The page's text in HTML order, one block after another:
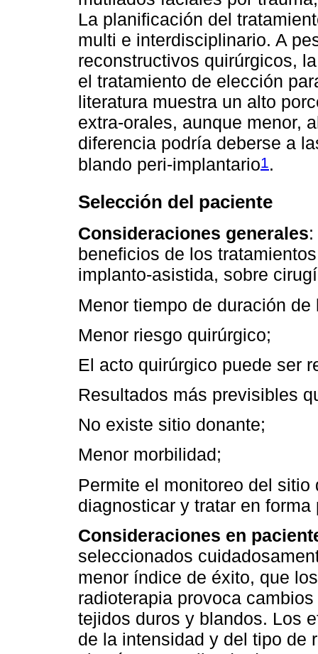
La planificación del
multi e interdisciplinario. A
reconstructivos quirúrgicos,
el tratamiento de elección
literatura muestra un alto
extra-orales, aunque menor,
diferencia podría deberse a
blando peri-implantario1 .
Selección del paciente
Consideraciones generales
beneficios de los
implanto-asistida, sobre
Menor tiempo de duración de
Menor riesgo quirúrgico;
El acto quirúrgico puede ser
Resultados más previsibles
No existe sitio donante;
Menor morbilidad;
Permite el monitoreo del
diagnosticar y tratar en
Consideraciones en
seleccionados
menor índice de éxito, que
radioterapia provoca
tejidos duros y blandos. Los
de la intensidad y del tipo de